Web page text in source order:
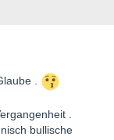
.
.
bullische